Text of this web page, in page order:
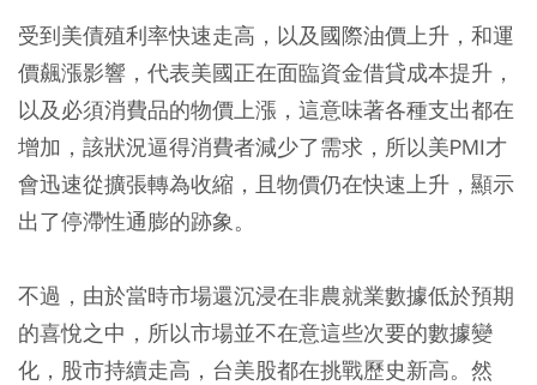
受到美債殖利率快速走高，以及國際油價上升，和運
價飆漲影響，代表美國正在面臨資金借貸成本提升，
以及必須消費品的物價上漲，這意味著各種支出都在
增加，該狀況逼得消費者減少了需求，所以美PMI才
會迅速從擴張轉為收縮，且物價仍在快速上升，顯示
出了停滯性通膨的跡象。
不過，由於當時市場還沉浸在非農就業數據低於預期
的喜悅之中，所以市場並不在意這些次要的數據變
化，股市持續走高，台美股都在挑戰歷史新高。然